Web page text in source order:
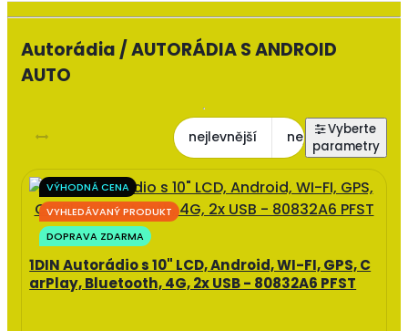
Autorádia / AUTORÁDIA S ANDROID
AUTO
nejlevnější nejdražší
1DIN Autorádio s 10" LCD, Android, WI-FI, GPS, C
arPlay, Bluetooth, 4G, 2x USB - 80832A6 PFST
VÝHODNÁ CENA
VYHLEDÁVANÝ PRODUKT
DOPRAVA ZDARMA